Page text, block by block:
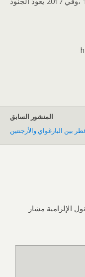
المنشور السابق
بين البارغواي والأرجنتين
الإلزامية مشار